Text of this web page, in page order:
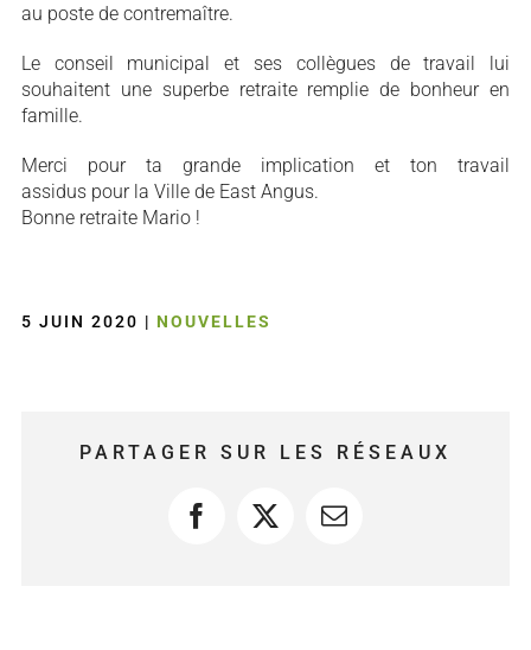
au poste de contremaître.
Le conseil municipal et ses collègues de travail lui
souhaitent une superbe retraite remplie de bonheur en
famille.
Merci pour ta grande implication et ton travail
assidus pour la Ville de East Angus.
Bonne retraite Mario !
5 JUIN 2020 | NOUVELLES
PARTAGER SUR LES RÉSEAUX
Facebook
X Courriel